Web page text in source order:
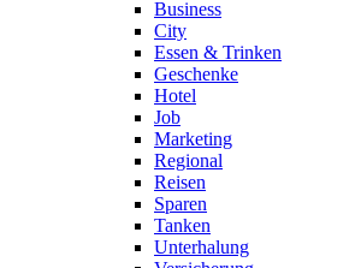
Business
City
Essen & Trinken
Geschenke
Hotel
Job
Marketing
Regional
Reisen
Sparen
Tanken
Unterhalung